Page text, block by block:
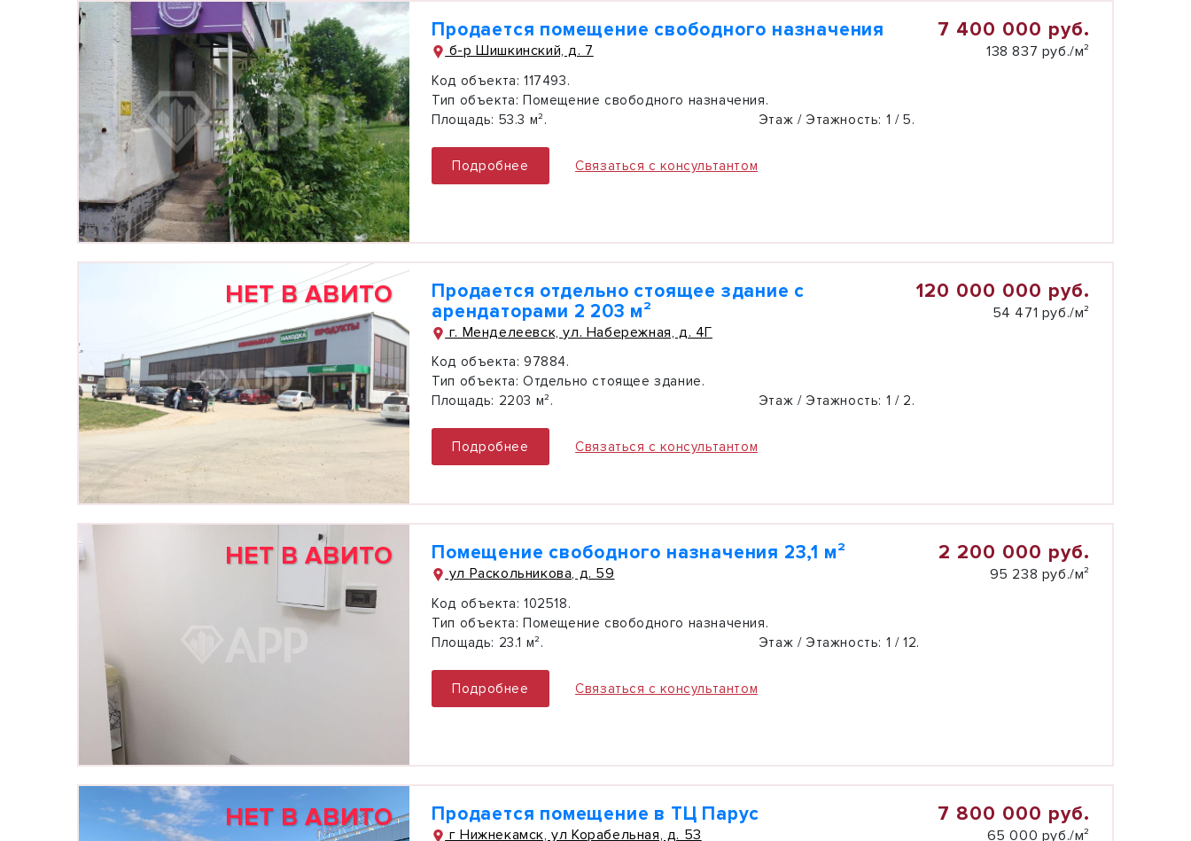
Продается помещение свободного назначения
б-р Шишкинский, д. 7
7 400 000 руб.
138 837 руб./м²
Код объекта: 117493.
Тип объекта: Помещение свободного назначения.
Площадь: 53.3 м². Этаж / Этажность: 1 / 5.
Подробнее Связаться с консультантом
НЕТ В АВИТО
Продается отдельно стоящее здание с
арендаторами 2 203 м²
г. Менделеевск, ул. Набережная, д. 4Г
120 000 000 руб.
54 471 руб./м²
Код объекта: 97884.
Тип объекта: Отдельно стоящее здание.
Площадь: 2203 м². Этаж / Этажность: 1 / 2.
Подробнее Связаться с консультантом
НЕТ В АВИТО Помещение свободного назначения 23,1 м²
ул Раскольникова, д. 59
2 200 000 руб.
95 238 руб./м²
Код объекта: 102518.
Тип объекта: Помещение свободного назначения.
Площадь: 23.1 м². Этаж / Этажность: 1 / 12.
Подробнее Связаться с консультантом
НЕТ В АВИТО Продается помещение в ТЦ Парус
г Нижнекамск, ул Корабельная, д. 53
7 800 000 руб.
65 000 руб./м²